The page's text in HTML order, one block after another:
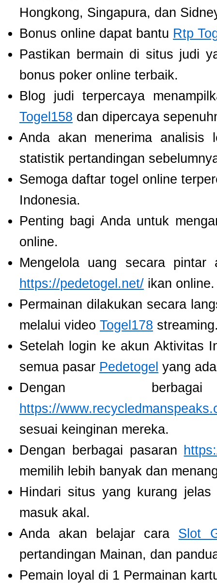
Hongkong, Singapura, dan
Bonus online dapat bantu Rtp
Pastikan bermain di situs judi
bonus poker online terbaik.
Blog judi terpercaya
Togel158 dan dipercaya
Anda akan menerima analisis
statistik pertandingan
Semoga daftar togel online
Indonesia.
Penting bagi Anda untuk
online.
Mengelola uang secara
https://pedetogel.net/ ikan online.
Permainan dilakukan secara
melalui video Togel178
Setelah login ke akun Aktivitas
semua pasar Pedetogel yang
Dengan
https://
sesuai keinginan mereka.
Dengan berbagai pasaran
memilih lebih banyak dan
Hindari situs yang kurang
masuk akal.
Anda akan belajar cara Slot
pertandingan Mainan, dan
Pemain loyal di 1 Permainan